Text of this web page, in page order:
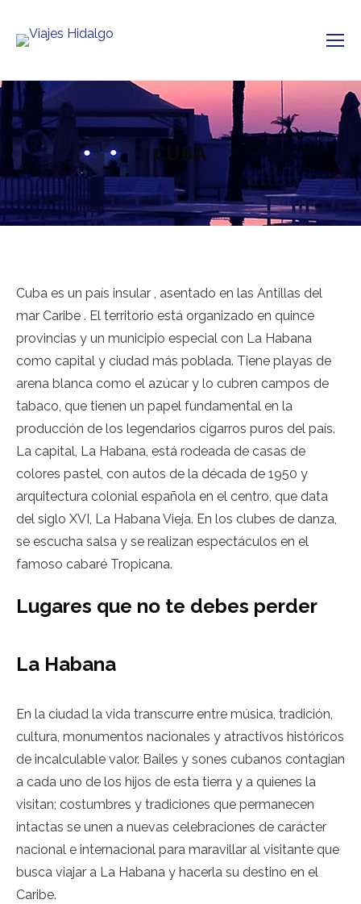
CUBA
Cuba es un país insular , asentado en las Antillas del
mar Caribe . El territorio está organizado en quince
provincias y un municipio especial con La Habana
como capital y ciudad más poblada. Tiene playas de
arena blanca como el azúcar y lo cubren campos de
tabaco, que tienen un papel fundamental en la
producción de los legendarios cigarros puros del país.
La capital, La Habana, está rodeada de casas de
colores pastel, con autos de la década de 1950 y
arquitectura colonial española en el centro, que data
del siglo XVI, La Habana Vieja. En los clubes de danza,
se escucha salsa y se realizan espectáculos en el
famoso cabaré Tropicana.
Lugares que no te debes perder
La Habana
En la ciudad la vida transcurre entre música, tradición,
cultura, monumentos nacionales y atractivos históricos
de incalculable valor. Bailes y sones cubanos contagian
a cada uno de los hijos de esta tierra y a quienes la
visitan; costumbres y tradiciones que permanecen
intactas se unen a nuevas celebraciones de carácter
nacional e internacional para maravillar al visitante que
busca viajar a La Habana y hacerla su destino en el
Caribe.